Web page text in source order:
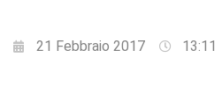
21 Febbraio 2017 13:11